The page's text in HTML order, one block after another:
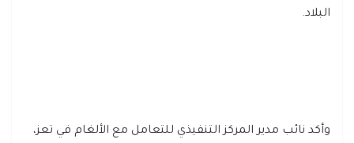
البلاد.
وأكد نائب مدير المركز التنفيذي للتعامل مع الألغام في تعز،